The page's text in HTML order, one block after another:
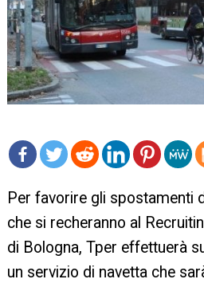
Per favorire gli spostamenti
che si recheranno al
di Bologna, Tper effettuerà
un servizio di navetta che